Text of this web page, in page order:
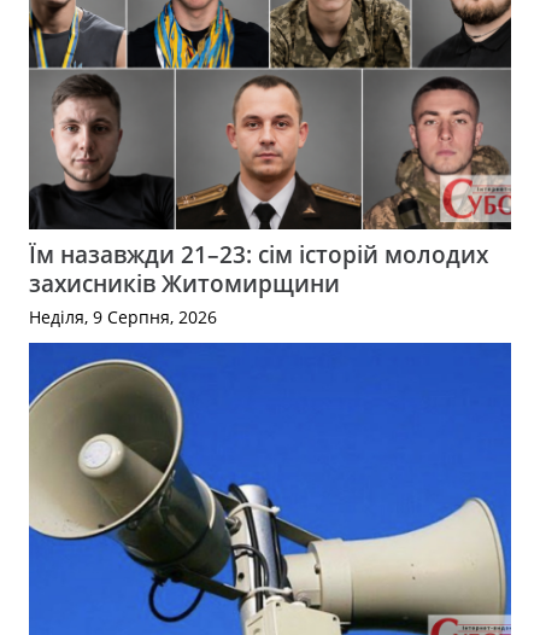
Їм назавжди 21–23: сім історій молодих
захисників Житомирщини
Неділя, 9 Серпня, 2026